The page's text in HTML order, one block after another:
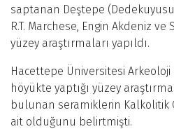
saptanan Deştepe
R.T. Marchese, Engin Akdeniz
yüzey araştırmaları yapıldı.
Hacettepe Üniversitesi
höyükte yaptığı yüzey
bulunan seramiklerin Kalkolitik
ait olduğunu belirtmişti.